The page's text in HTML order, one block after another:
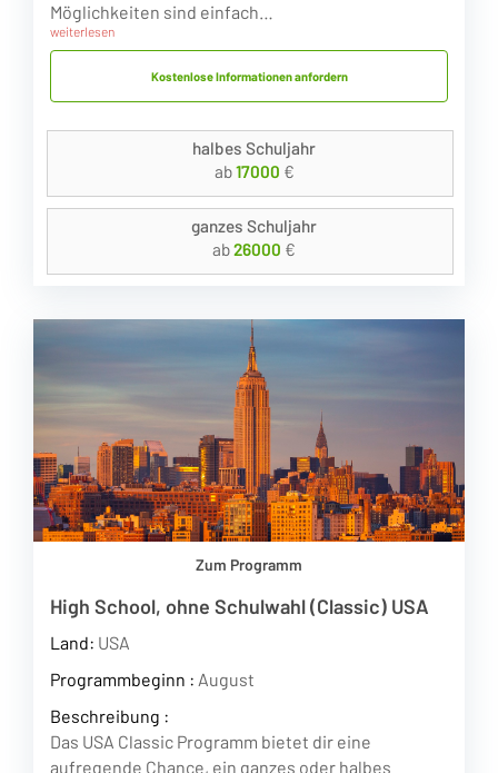
Möglichkeiten sind einfach…
weiterlesen
Kostenlose Informationen anfordern
halbes Schuljahr
ab17000 €
ganzes Schuljahr
ab26000 €
Zum Programm
High School, ohne Schulwahl (Classic) USA
Land: USA
Programmbeginn : August
Beschreibung :
Das USA Classic Programm bietet dir eine
aufregende Chance, ein ganzes oder halbes